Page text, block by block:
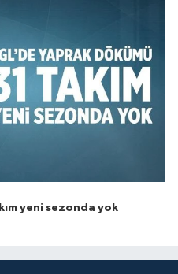
yeni sezonda yok